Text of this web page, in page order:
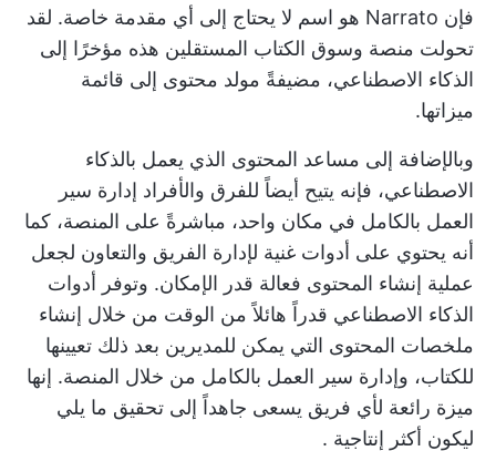
فإن Narrato هو اسم لا يحتاج إلى أي مقدمة خاصة. لقد
تحولت منصة وسوق الكتاب المستقلين هذه مؤخرًا إلى
الذكاء الاصطناعي، مضيفةً مولد محتوى إلى قائمة
ميزاتها.
وبالإضافة إلى مساعد المحتوى الذي يعمل بالذكاء
الاصطناعي، فإنه يتيح أيضاً للفرق والأفراد إدارة سير
العمل بالكامل في مكان واحد، مباشرةً على المنصة، كما
أنه يحتوي على أدوات غنية لإدارة الفريق والتعاون لجعل
عملية إنشاء المحتوى فعالة قدر الإمكان. وتوفر أدوات
الذكاء الاصطناعي قدراً هائلاً من الوقت من خلال إنشاء
ملخصات المحتوى التي يمكن للمديرين بعد ذلك تعيينها
للكتاب، وإدارة سير العمل بالكامل من خلال المنصة. إنها
ميزة رائعة لأي فريق يسعى جاهداً إلى تحقيق ما يلي
ليكون أكثر إنتاجية .